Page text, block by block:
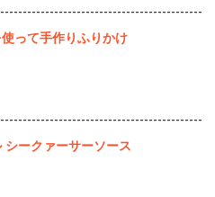
って⼿作りふりかけ
シークァーサーソース